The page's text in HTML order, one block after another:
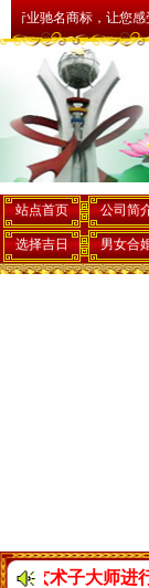
让您感受最专业的机
站点首页 公司简
选择吉日 男女合
师进行了多次采